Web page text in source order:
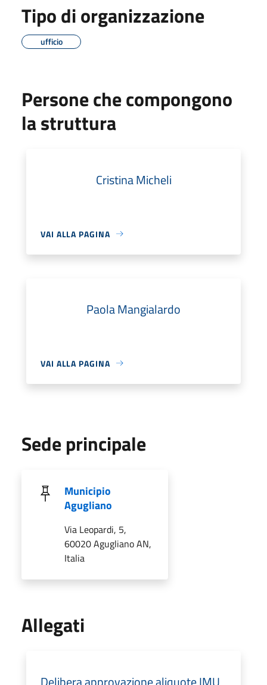
Tipo di organizzazione
ufficio
Persone che compongono
la struttura
Cristina Micheli
VAI ALLA PAGINA
Paola Mangialardo
VAI ALLA PAGINA
Sede principale
Municipio
Agugliano
Via Leopardi, 5,
60020 Agugliano AN,
Italia
Allegati